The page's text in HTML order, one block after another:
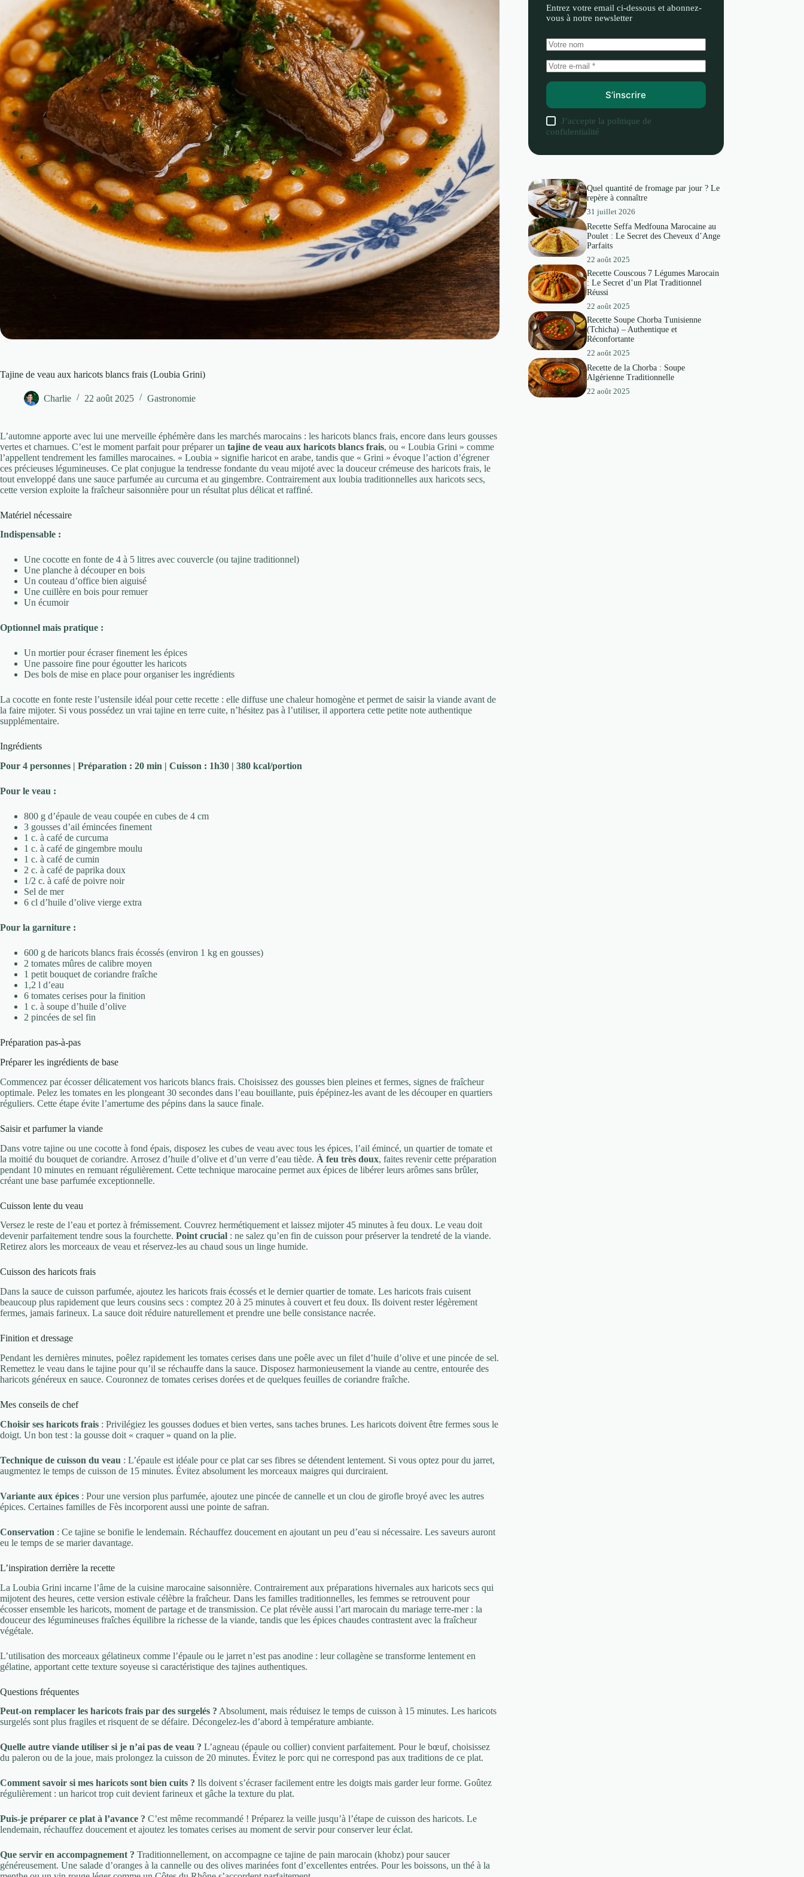
Tajine de veau aux haricots blancs frais (Loubia Grini)
Charlie 22 août 2025 Gastronomie
L’automne apporte avec lui une merveille éphémère dans les marchés marocains : les haricots blancs frais, encore dans leurs gousses
vertes et charnues. C’est le moment parfait pour préparer un tajine de veau aux haricots blancs frais, ou « Loubia Grini » comme
l’appellent tendrement les familles marocaines. « Loubia » signifie haricot en arabe, tandis que « Grini » évoque l’action d’égrener
ces précieuses légumineuses. Ce plat conjugue la tendresse fondante du veau mijoté avec la douceur crémeuse des haricots frais, le
tout enveloppé dans une sauce parfumée au curcuma et au gingembre. Contrairement aux loubia traditionnelles aux haricots secs,
cette version exploite la fraîcheur saisonnière pour un résultat plus délicat et raffiné.
Matériel nécessaire
Indispensable :
Une cocotte en fonte de 4 à 5 litres avec couvercle (ou tajine traditionnel)
Une planche à découper en bois
Un couteau d’office bien aiguisé
Une cuillère en bois pour remuer
Un écumoir
Optionnel mais pratique :
Un mortier pour écraser finement les épices
Une passoire fine pour égoutter les haricots
Des bols de mise en place pour organiser les ingrédients
La cocotte en fonte reste l’ustensile idéal pour cette recette : elle diffuse une chaleur homogène et permet de saisir la viande avant de
la faire mijoter. Si vous possédez un vrai tajine en terre cuite, n’hésitez pas à l’utiliser, il apportera cette petite note authentique
supplémentaire.
Ingrédients
Pour 4 personnes | Préparation : 20 min | Cuisson : 1h30 | 380 kcal/portion
Pour le veau :
800 g d’épaule de veau coupée en cubes de 4 cm
3 gousses d’ail émincées finement
1 c. à café de curcuma
1 c. à café de gingembre moulu
1 c. à café de cumin
2 c. à café de paprika doux
1/2 c. à café de poivre noir
Sel de mer
6 cl d’huile d’olive vierge extra
Pour la garniture :
600 g de haricots blancs frais écossés (environ 1 kg en gousses)
2 tomates mûres de calibre moyen
1 petit bouquet de coriandre fraîche
1,2 l d’eau
6 tomates cerises pour la finition
1 c. à soupe d’huile d’olive
2 pincées de sel fin
Préparation pas-à-pas
Préparer les ingrédients de base
Commencez par écosser délicatement vos haricots blancs frais. Choisissez des gousses bien pleines et fermes, signes de fraîcheur
optimale. Pelez les tomates en les plongeant 30 secondes dans l’eau bouillante, puis épépinez-les avant de les découper en quartiers
réguliers. Cette étape évite l’amertume des pépins dans la sauce finale.
Saisir et parfumer la viande
Dans votre tajine ou une cocotte à fond épais, disposez les cubes de veau avec tous les épices, l’ail émincé, un quartier de tomate et
la moitié du bouquet de coriandre. Arrosez d’huile d’olive et d’un verre d’eau tiède. À feu très doux, faites revenir cette préparation
pendant 10 minutes en remuant régulièrement. Cette technique marocaine permet aux épices de libérer leurs arômes sans brûler,
créant une base parfumée exceptionnelle.
Cuisson lente du veau
Versez le reste de l’eau et portez à frémissement. Couvrez hermétiquement et laissez mijoter 45 minutes à feu doux. Le veau doit
devenir parfaitement tendre sous la fourchette. Point crucial : ne salez qu’en fin de cuisson pour préserver la tendreté de la viande.
Retirez alors les morceaux de veau et réservez-les au chaud sous un linge humide.
Cuisson des haricots frais
Dans la sauce de cuisson parfumée, ajoutez les haricots frais écossés et le dernier quartier de tomate. Les haricots frais cuisent
beaucoup plus rapidement que leurs cousins secs : comptez 20 à 25 minutes à couvert et feu doux. Ils doivent rester légèrement
fermes, jamais farineux. La sauce doit réduire naturellement et prendre une belle consistance nacrée.
Finition et dressage
Pendant les dernières minutes, poêlez rapidement les tomates cerises dans une poêle avec un filet d’huile d’olive et une pincée de sel.
Remettez le veau dans le tajine pour qu’il se réchauffe dans la sauce. Disposez harmonieusement la viande au centre, entourée des
haricots généreux en sauce. Couronnez de tomates cerises dorées et de quelques feuilles de coriandre fraîche.
Mes conseils de chef
Choisir ses haricots frais : Privilégiez les gousses dodues et bien vertes, sans taches brunes. Les haricots doivent être fermes sous le
doigt. Un bon test : la gousse doit « craquer » quand on la plie.
Technique de cuisson du veau : L’épaule est idéale pour ce plat car ses fibres se détendent lentement. Si vous optez pour du jarret,
augmentez le temps de cuisson de 15 minutes. Évitez absolument les morceaux maigres qui durciraient.
Variante aux épices : Pour une version plus parfumée, ajoutez une pincée de cannelle et un clou de girofle broyé avec les autres
épices. Certaines familles de Fès incorporent aussi une pointe de safran.
Conservation : Ce tajine se bonifie le lendemain. Réchauffez doucement en ajoutant un peu d’eau si nécessaire. Les saveurs auront
eu le temps de se marier davantage.
L’inspiration derrière la recette
La Loubia Grini incarne l’âme de la cuisine marocaine saisonnière. Contrairement aux préparations hivernales aux haricots secs qui
mijotent des heures, cette version estivale célèbre la fraîcheur. Dans les familles traditionnelles, les femmes se retrouvent pour
écosser ensemble les haricots, moment de partage et de transmission. Ce plat révèle aussi l’art marocain du mariage terre-mer : la
douceur des légumineuses fraîches équilibre la richesse de la viande, tandis que les épices chaudes contrastent avec la fraîcheur
végétale.
L’utilisation des morceaux gélatineux comme l’épaule ou le jarret n’est pas anodine : leur collagène se transforme lentement en
gélatine, apportant cette texture soyeuse si caractéristique des tajines authentiques.
Questions fréquentes
Peut-on remplacer les haricots frais par des surgelés ? Absolument, mais réduisez le temps de cuisson à 15 minutes. Les haricots
surgelés sont plus fragiles et risquent de se défaire. Décongelez-les d’abord à température ambiante.
Quelle autre viande utiliser si je n’ai pas de veau ? L’agneau (épaule ou collier) convient parfaitement. Pour le bœuf, choisissez
du paleron ou de la joue, mais prolongez la cuisson de 20 minutes. Évitez le porc qui ne correspond pas aux traditions de ce plat.
Comment savoir si mes haricots sont bien cuits ? Ils doivent s’écraser facilement entre les doigts mais garder leur forme. Goûtez
régulièrement : un haricot trop cuit devient farineux et gâche la texture du plat.
Puis-je préparer ce plat à l’avance ? C’est même recommandé ! Préparez la veille jusqu’à l’étape de cuisson des haricots. Le
lendemain, réchauffez doucement et ajoutez les tomates cerises au moment de servir pour conserver leur éclat.
Que servir en accompagnement ? Traditionnellement, on accompagne ce tajine de pain marocain (khobz) pour saucer
généreusement. Une salade d’oranges à la cannelle ou des olives marinées font d’excellentes entrées. Pour les boissons, un thé à la
Entrez votre email ci-dessous et abonnez-
vous à notre newsletter
S’inscrire
J’accepte la politique de
confidentialité
Quel quantité de fromage par jour ? Le
repère à connaître
31 juillet 2026
Recette Seffa Medfouna Marocaine au
Poulet : Le Secret des Cheveux d’Ange
Parfaits
22 août 2025
Recette Couscous 7 Légumes Marocain
: Le Secret d’un Plat Traditionnel
Réussi
22 août 2025
Recette Soupe Chorba Tunisienne
(Tchicha) – Authentique et
Réconfortante
22 août 2025
Recette de la Chorba : Soupe
Algérienne Traditionnelle
22 août 2025